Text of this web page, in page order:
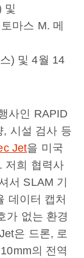
및
마스 M. 메
) 및 4월 14
사인 RAPID
, 시설 검사 등
Jet을 미국
저희 협력사
서 SLAM 기
데이터 캡처
가 없는 환경
은 드론, 로
의 전역